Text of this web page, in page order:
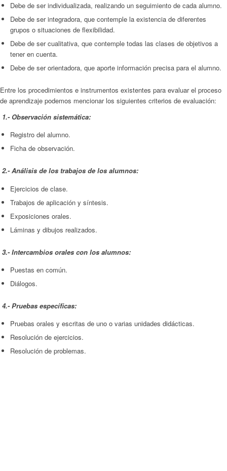
Debe de ser individualizada, realizando un seguimiento de cada alumno.
Debe de ser integradora, que contemple la existencia de diferentes
grupos o situaciones de flexibilidad.
Debe de ser cualitativa, que contemple todas las clases de objetivos a
tener en cuenta.
Debe de ser orientadora, que aporte información precisa para el alumno.
Entre los procedimientos e instrumentos existentes para evaluar el proceso
de aprendizaje podemos mencionar los siguientes criterios de evaluación:
1.- Observación sistemática:
Registro del alumno.
Ficha de observación.
2.- Análisis de los trabajos de los alumnos:
Ejercicios de clase.
Trabajos de aplicación y síntesis.
Exposiciones orales.
Láminas y dibujos realizados.
3.- Intercambios orales con los alumnos:
Puestas en común.
Diálogos.
4.- Pruebas específicas:
Pruebas orales y escritas de uno o varias unidades didácticas.
Resolución de ejercicios.
Resolución de problemas.